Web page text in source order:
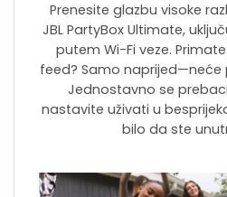
Prenesite glazbu visoke
JBL PartyBox Ultimate,
putem Wi-Fi veze.
feed? Samo naprijed—neće
Jednostavno se
nastavite uživati u
bilo da ste